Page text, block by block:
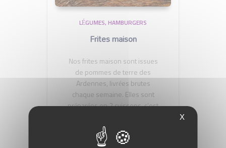
LÉGUMES HAMBURGERS
Frites maison
Nos frites maison sont issues
de pommes de terre des
Ardennes, livrées brutes
chaque semaine. Elles sont
préparées en 2 cuissons, c’est
X